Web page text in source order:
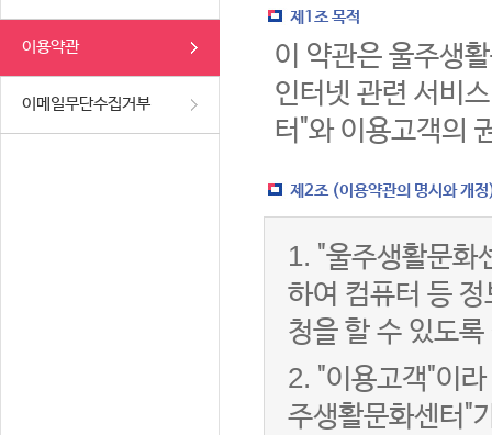
이용약관
이메일무단수집거부
제1조 목적
이 약관은 울주생
인터넷 관련 서비
터"와 이용고객의
제2조 (이용약관의 명시와 개
1. "울주생활문화
하여 컴퓨터 등
청을 할 수 있도
2. "이용고객"이
주생활문화센터"